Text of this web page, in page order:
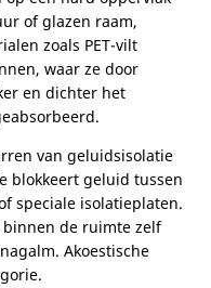
of glazen raam,
zoals PET-vilt
waar ze door
en dichter het
van geluidsisolatie
blokkeert geluid tussen
speciale isolatieplaten.
de ruimte zelf
Akoestische